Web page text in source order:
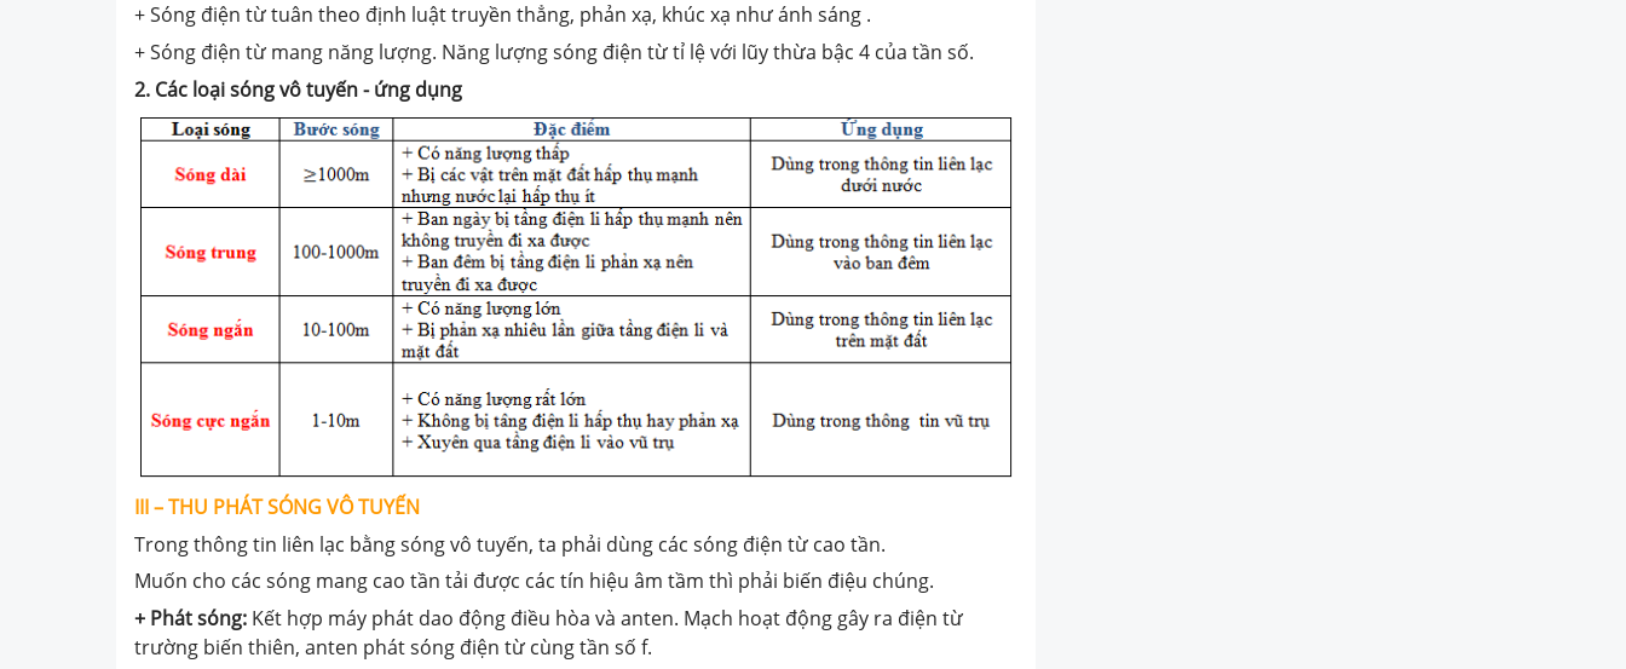
+ Sóng điện từ tuân theo định luật truyền thẳng, phản xạ, khúc xạ như ánh sáng .
+ Sóng điện từ mang năng lượng. Năng lượng sóng điện từ tỉ lệ với lũy thừa bậc 4 của tần số.
2. Các loại sóng vô tuyến - ứng dụng
III – THU PHÁT SÓNG VÔ TUYẾN
Trong thông tin liên lạc bằng sóng vô tuyến, ta phải dùng các sóng điện từ cao tần.
Muốn cho các sóng mang cao tần tải được các tín hiệu âm tầm thì phải biến điệu chúng.
+ Phát sóng: Kết hợp máy phát dao động điều hòa và anten. Mạch hoạt động gây ra điện từ
trường biến thiên, anten phát sóng điện từ cùng tần số f.